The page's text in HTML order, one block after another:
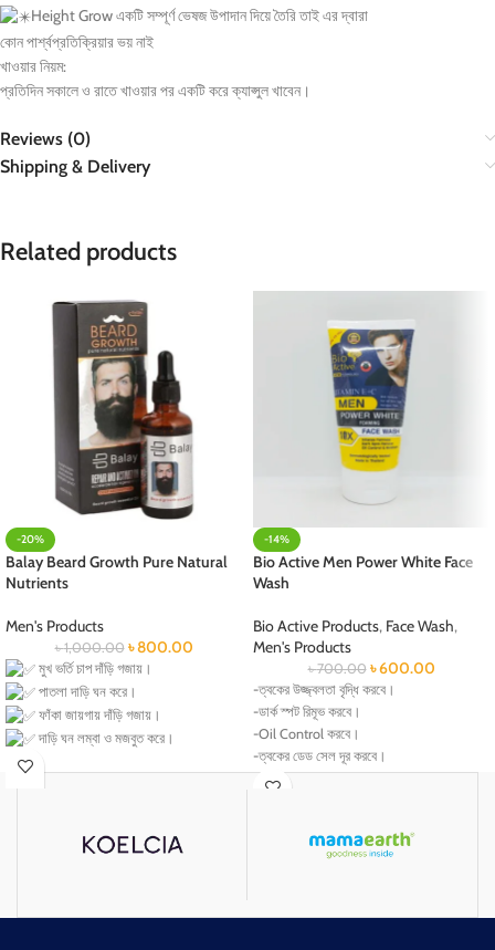
Height Grow একটি সম্পূর্ণ ভেষজ উপাদান দিয়ে তৈরি তাই এর দ্বারা
কোন পার্শ্বপ্রতিক্রিয়ার ভয় নাই
খাওয়ার নিয়ম:
প্রতিদিন সকালে ও রাতে খাওয়ার পর একটি করে ক্যাপ্সুল খাবেন।
Reviews (0)
Shipping & Delivery
Related products
-20%
Balay Beard Growth Pure Natural
Nutrients
Men's Products
৳1,000.00 ৳800.00
মুখ ভর্তি চাপ দাঁড়ি গজায়।
পাতলা দাড়ি ঘন করে।
ফাঁকা জায়গায় দাঁড়ি গজায়।
দাড়ি ঘন লম্বা ও মজবুত করে।
পরীক্ষিত প্রোডাক্ট ১০০% কাজ করে।
-14%
Bio Active Men Power White Face
Wash
Bio Active Products, Face Wash,
Men's Products
৳700.00 ৳600.00
-ত্বকের উজ্জ্বলতা বৃদ্ধি করবে।
-ডার্ক স্পট রিমূভ করবে।
-Oil Control করবে।
-ত্বকের ডেড সেল দূর করবে।
-ত্বক ময়শ্চারাইজিং রাখে।